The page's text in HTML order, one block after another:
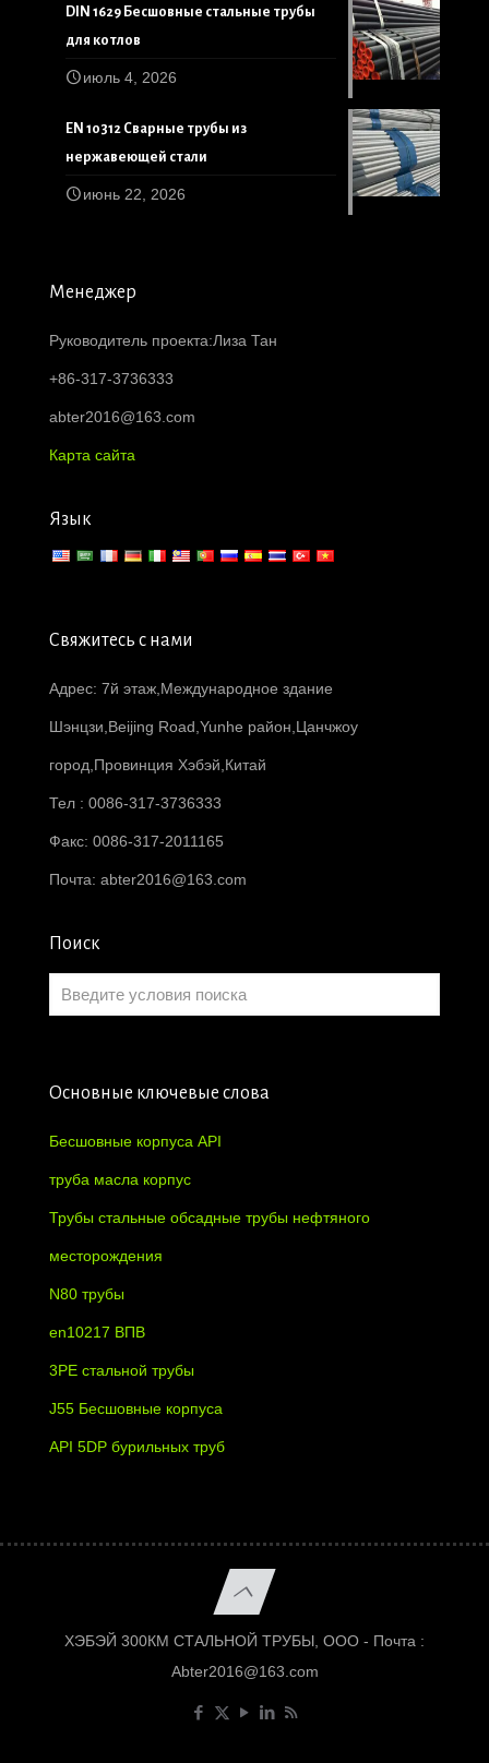
DIN 1629 Бесшовные стальные трубы
для котлов
июль 4, 2026
EN 10312 Сварные трубы из
нержавеющей стали
июнь 22, 2026
Менеджер
Руководитель проекта:Лиза Тан
+86-317-3736333
abter2016@163.com
Карта сайта
Язык
Свяжитесь с нами
Адрес: 7й этаж,Международное здание
Шэнцзи,Beijing Road,Yunhe район,Цанчжоу
город,Провинция Хэбэй,Китай
Тел : 0086-317-3736333
Факс: 0086-317-2011165
Почта: abter2016@163.com
Поиск
Основные ключевые слова
Бесшовные корпуса API
труба масла корпус
Трубы стальные обсадные трубы нефтяного
месторождения
N80 трубы
en10217 ВПВ
3PE стальной трубы
J55 Бесшовные корпуса
API 5DP бурильных труб
ХЭБЭЙ 300КМ СТАЛЬНОЙ ТРУБЫ, ООО - Почта :
Abter2016@163.com